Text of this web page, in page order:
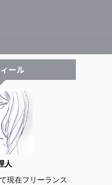
ール
人
現在フリーランス